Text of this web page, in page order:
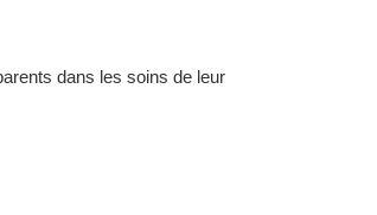
dans les soins de leur